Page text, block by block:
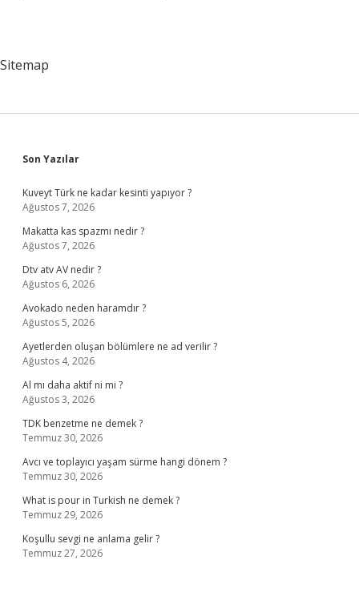
Sitemap
Sidebar
Son Yazılar
Kuveyt Türk ne kadar kesinti yapıyor ?
Ağustos 7, 2026
Makatta kas spazmı nedir ?
Ağustos 7, 2026
Dtv atv AV nedir ?
Ağustos 6, 2026
Avokado neden haramdır ?
Ağustos 5, 2026
Ayetlerden oluşan bölümlere ne ad verilir ?
Ağustos 4, 2026
Al mı daha aktif ni mi ?
Ağustos 3, 2026
TDK benzetme ne demek ?
Temmuz 30, 2026
Avcı ve toplayıcı yaşam sürme hangi dönem ?
Temmuz 30, 2026
What is pour in Turkish ne demek ?
Temmuz 29, 2026
Koşullu sevgi ne anlama gelir ?
Temmuz 27, 2026